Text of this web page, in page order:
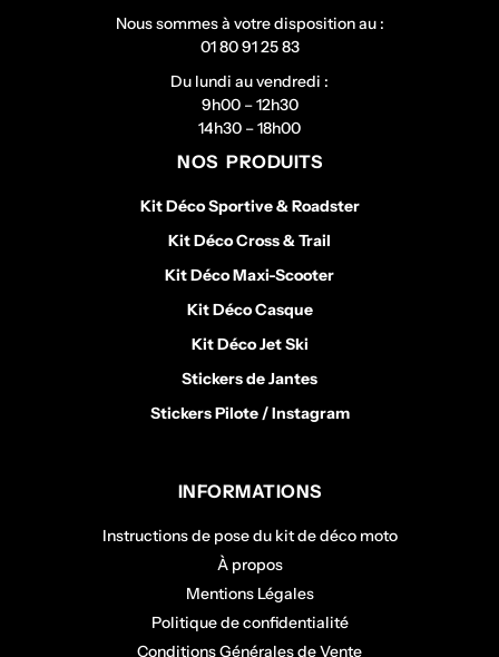
Nous sommes à votre disposition au :
01 80 91 25 83
Du lundi au vendredi :
9h00 – 12h30
14h30 – 18h00
NOS PRODUITS
Kit Déco Sportive & Roadster
Kit Déco Cross & Trail
Kit Déco Maxi-Scooter
Kit Déco Casque
Kit Déco Jet Ski
Stickers de Jantes
Stickers Pilote / Instagram
INFORMATIONS
Instructions de pose du kit de déco moto
À propos
Mentions Légales
Politique de confidentialité
Conditions Générales de Vente